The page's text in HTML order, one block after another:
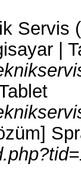
Servis (
|